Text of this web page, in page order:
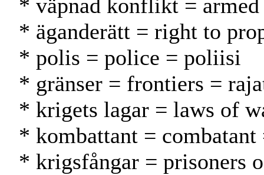
* väpnad konflikt =
* äganderätt = right to
* polis = police = poliisi
* gränser = frontiers =
* krigets lagar = laws of
* kombattant =
* krigsfångar = prisoners